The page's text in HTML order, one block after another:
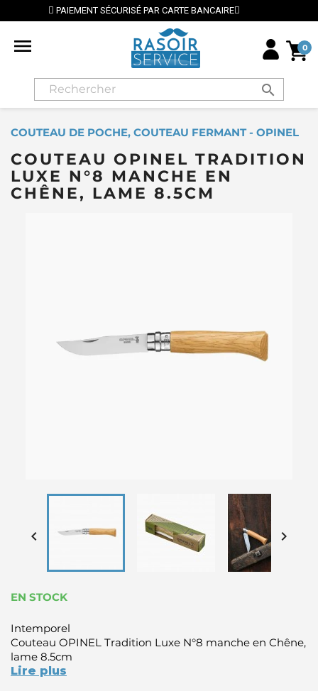
SÉCURISÉ PAR CARTE BANCAIRE ⭐ LIVRAISON
 0
search
COUTEAU DE POCHE, COUTEAU FERMANT - OPINEL
COUTEAU OPINEL TRADITION
LUXE N°8 MANCHE EN
CHÊNE, LAME 8.5CM
 
EN STOCK
Intemporel
Couteau OPINEL Tradition Luxe N°8 manche en Chêne,
lame 8.5cm
Lire plus